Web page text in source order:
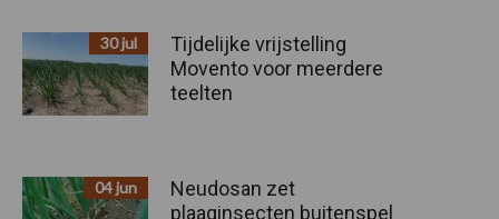
30 jul
Tijdelijke vrijstelling
Movento voor meerdere
teelten
04 jun
Neudosan zet
plaaginsecten buitenspel